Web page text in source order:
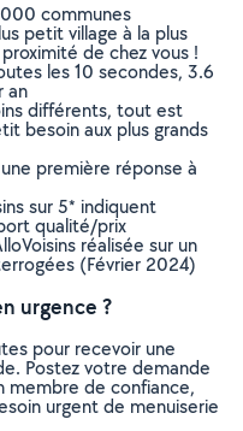
communes
petit village à la plus
de chez vous !
les 10 secondes, 3.6
an
différents, tout est
besoin aux plus grands
première réponse à
sur 5* indiquent
qualité/prix
réalisée sur un
(Février 2024)
urgence ?
pour recevoir une
Postez votre demande
membre de confiance,
urgent de menuiserie